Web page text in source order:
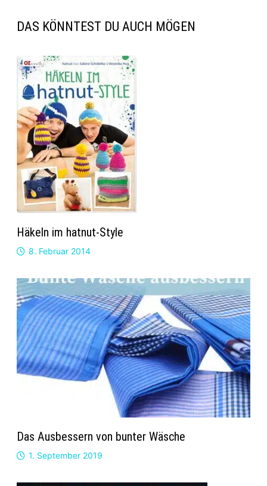
DAS KÖNNTEST DU AUCH MÖGEN
Häkeln im hatnut-Style
8. Februar 2014
Das Ausbessern von bunter Wäsche
1. September 2019